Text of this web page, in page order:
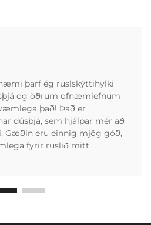
þarf ég ruslskýttihylki
og öðrum ofnæmiefnum
það! Það er
dúsþjá, sem hjálpar mér að
Gæðin eru einnig mjög góð,
fyrir ruslið mitt.